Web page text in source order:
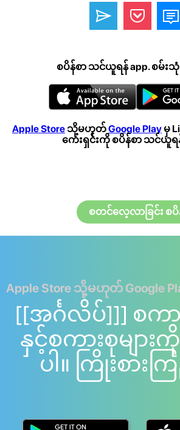
စပိန်စာ သင်ယူရန် app. စမ်းသုံ
Apple Storeသို့မဟုတ်Google Play မှ
ကေးရှင်းကို စပိန်စာ သင်ယူရ
စတင်လေ့လာခြင်း စပိ
Apple Store သို့မဟုတ် Google
[[အင်္ဂလိပ်]]] စကာ
နှင့်စကားစုမျာ
ပါ။ ကြိုးစားက